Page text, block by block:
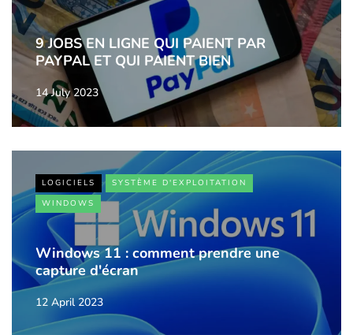
9 JOBS EN LIGNE QUI PAIENT PAR
PAYPAL ET QUI PAIENT BIEN
14 July 2023
LOGICIELS
SYSTÈME D'EXPLOITATION
WINDOWS
Windows 11 : comment prendre une
capture d'écran
12 April 2023